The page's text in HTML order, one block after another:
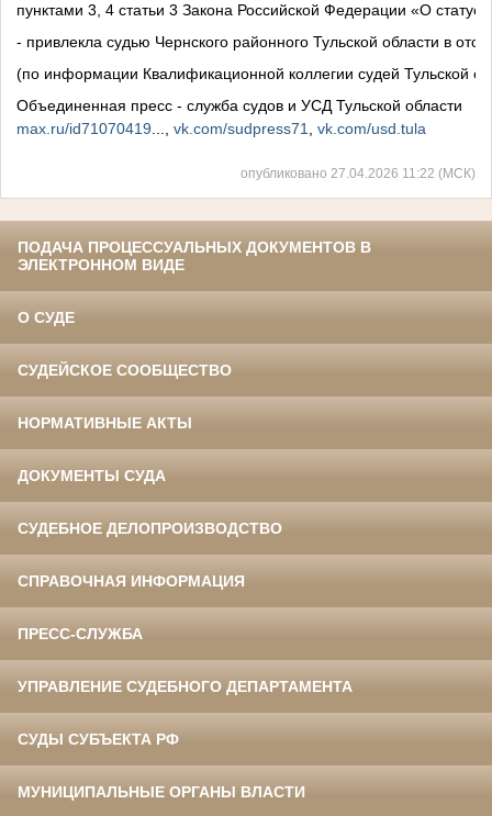
пунктами 3, 4 статьи 3 Закона Российской Федерации «О
- привлекла судью Чернского районного Тульской области в
(по информации Квалификационной коллегии судей Тульской
Объединенная пресс - служба судов и УСД Тульской области
max.ru/id71070419
vk.com/sudpress71 vk.com/usd.tula
опубликовано 27.04.2026 11:22 (МСК)
ПОДАЧА ПРОЦЕССУАЛЬНЫХ ДОКУМЕНТОВ В
ЭЛЕКТРОННОМ ВИДЕ
О СУДЕ
СУДЕЙСКОЕ СООБЩЕСТВО
НОРМАТИВНЫЕ АКТЫ
ДОКУМЕНТЫ СУДА
СУДЕБНОЕ ДЕЛОПРОИЗВОДСТВО
СПРАВОЧНАЯ ИНФОРМАЦИЯ
ПРЕСС-СЛУЖБА
УПРАВЛЕНИЕ СУДЕБНОГО ДЕПАРТАМЕНТА
СУДЫ СУБЪЕКТА РФ
МУНИЦИПАЛЬНЫЕ ОРГАНЫ ВЛАСТИ